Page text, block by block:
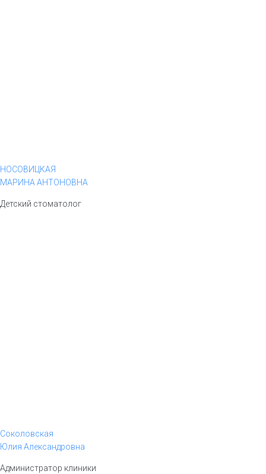
НОСОВИЦКАЯ
МАРИНА АНТОНОВНА
Детский стоматолог
Соколовская
Юлия Александровна
Администратор клиники